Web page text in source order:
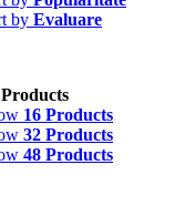
by Evaluare
16 Products
32 Products
48 Products